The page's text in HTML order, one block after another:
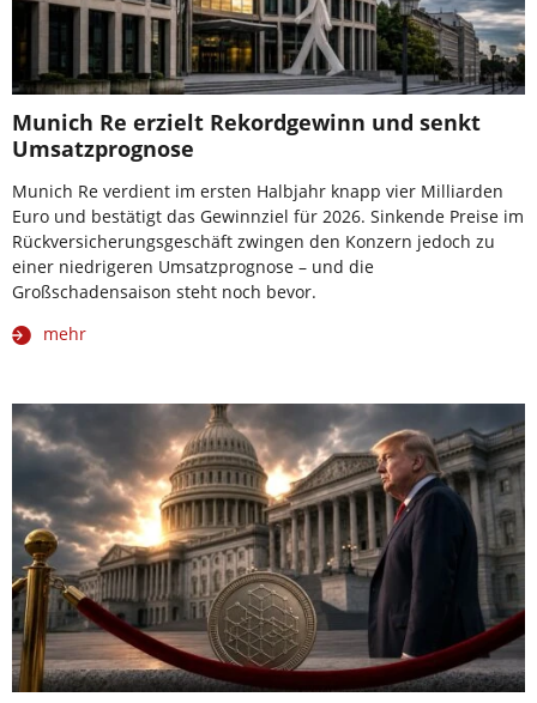
Munich Re erzielt Rekordgewinn und senkt
Umsatzprognose
Munich Re verdient im ersten Halbjahr knapp vier Milliarden
Euro und bestätigt das Gewinnziel für 2026. Sinkende Preise im
Rückversicherungsgeschäft zwingen den Konzern jedoch zu
einer niedrigeren Umsatzprognose – und die
Großschadensaison steht noch bevor.
mehr